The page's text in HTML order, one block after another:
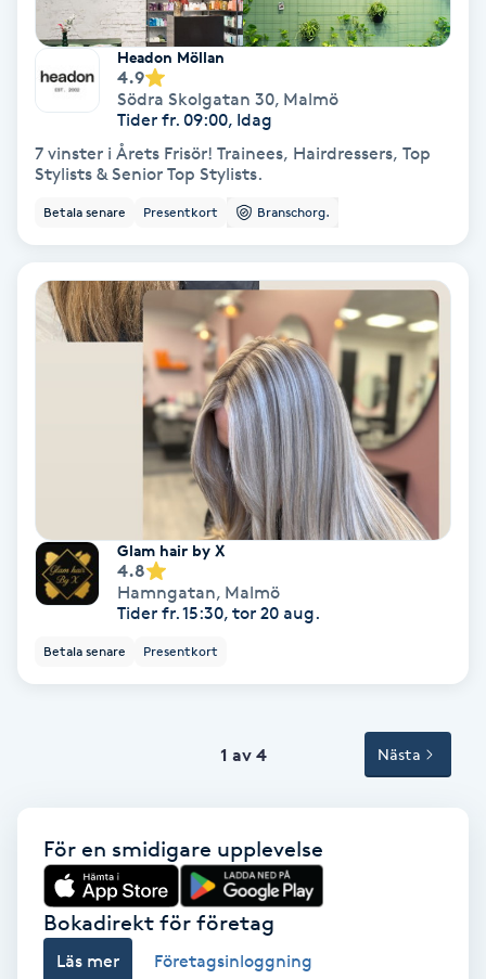
Tvätt & Fön
Vaccination
Vampyrbehandling
Vaxning
Vaxning brasiliansk
Veterinär
Vibrationsmassage
Vårtor
Yogamassage
Zonterapi
Headon Möllan
4.9
Södra Skolgatan 30, Malmö
Tider fr. 09:00, Idag
7 vinster i Årets Frisör! Trainees, Hairdressers, Top
Stylists & Senior Top Stylists.
Betala senare Presentkort Branschorg.
Glam hair by X
4.8
Hamngatan, Malmö
Tider fr. 15:30, tor 20 aug.
Betala senare Presentkort
1 av 4 Nästa
För en smidigare upplevelse
Bokadirekt för företag
Läs mer Företagsinloggning